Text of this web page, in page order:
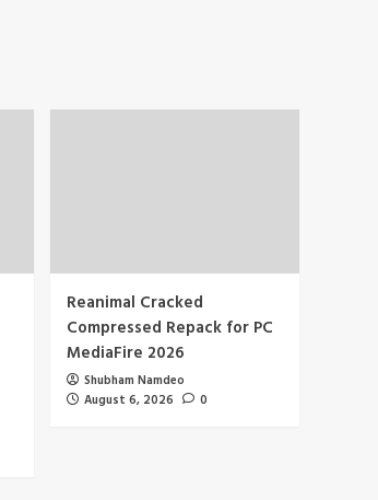
Reanimal Cracked
Compressed Repack for PC
MediaFire 2026
Shubham Namdeo
August 6, 2026
0